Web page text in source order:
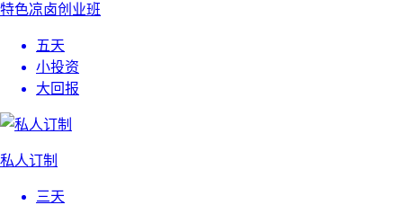
特色凉卤创业班
五天
小投资
大回报
私人订制
三天